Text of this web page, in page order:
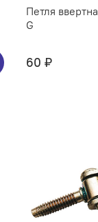
Петля
G
60 ₽